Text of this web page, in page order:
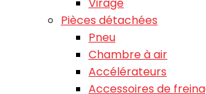
Pièces détachées
Pneu
Chambre à air
Accélérateurs
Accessoires de